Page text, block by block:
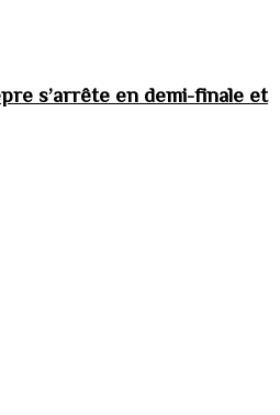
s’arrête en demi-finale et